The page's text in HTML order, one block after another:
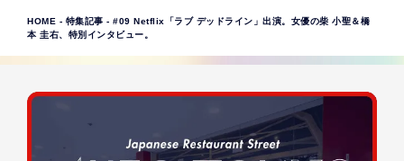
HOME - 特集記事 - #09 Netflix「ラブ デッドライン」出演。女優の柴 小聖＆橋
本 圭右、特別インタビュー。